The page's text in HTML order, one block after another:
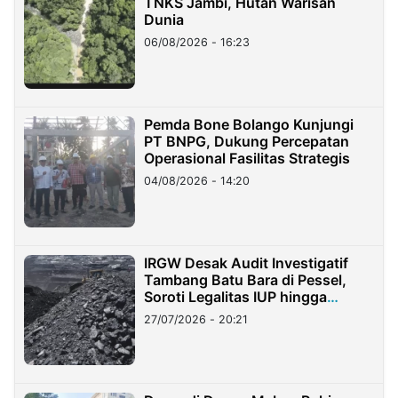
Dunia
06/08/2026 - 16:23
Pemda Bone Bolango Kunjungi
PT BNPG, Dukung Percepatan
Operasional Fasilitas Strategis
04/08/2026 - 14:20
IRGW Desak Audit Investigatif
Tambang Batu Bara di Pessel,
Soroti Legalitas IUP hingga
Stockpile
27/07/2026 - 20:21